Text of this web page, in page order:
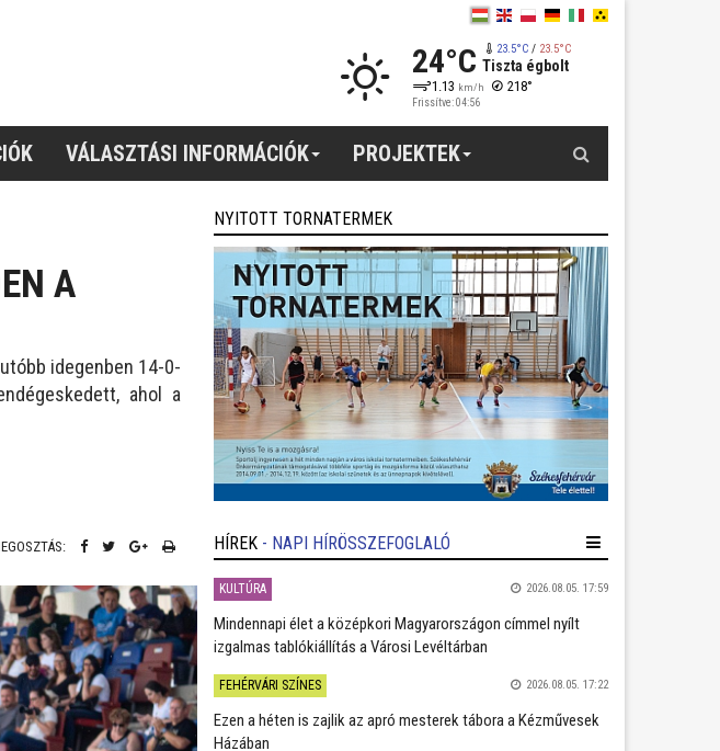
24°C 23.5°C/ 23.5°C
Tiszta égbolt
1.13 km/h 218°
Frissítve: 04:56
VÁLASZTÁSI INFORMÁCIÓK PROJEKTEK
A
idegenben 14-0-
ahol a
NYITOTT TORNATERMEK
HÍREK - NAPI HÍRÖSSZEFOGLALÓ
KULTÚRA 2026.08.05. 17:59
Mindennapi élet a középkori Magyarországon címmel nyílt
izgalmas tablókiállítás a Városi Levéltárban
FEHÉRVÁRI SZÍNES 2026.08.05. 17:22
Ezen a héten is zajlik az apró mesterek tábora a Kézművesek
Házában